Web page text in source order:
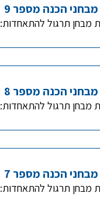
מבחני הכנה מספר 9
תרגול להתאחדות: 31/08/21
מבחני הכנה מספר 8
תרגול להתאחדות: 31/08/21
מבחני הכנה מספר 7
תרגול להתאחדות: 31/08/21